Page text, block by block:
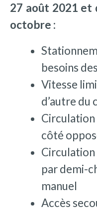
27 août 2021 et
octobre :
besoins
Vitesse
d’autre du
Circulation
côté
par demi-
manuel
Accès